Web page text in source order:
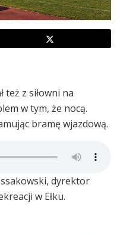
też z siłowni na
w tym, że nocą.
bramę wjazdową.
dyrektor
w Ełku.